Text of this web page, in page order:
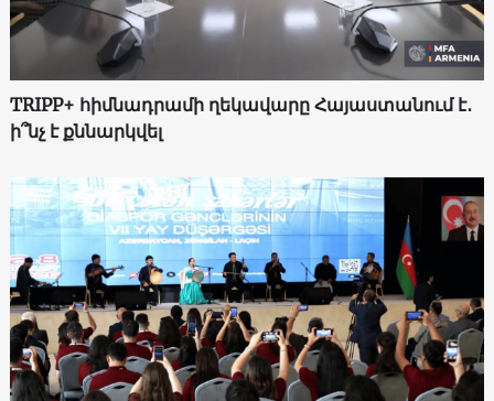
TRIPP+ հիմնադրամի ղեկավարը Հայաստանում է․
ի՞նչ է քննարկվել